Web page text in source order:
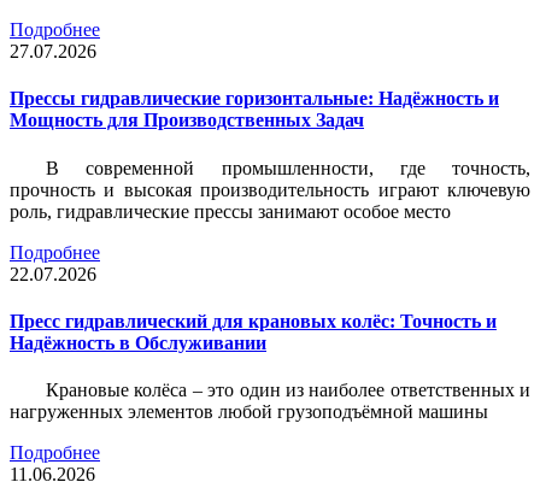
Подробнее
27.07.2026
Прессы гидравлические горизонтальные: Надёжность и
Мощность для Производственных Задач
В современной промышленности, где точность,
прочность и высокая производительность играют ключевую
роль, гидравлические прессы занимают особое место
Подробнее
22.07.2026
Пресс гидравлический для крановых колёс: Точность и
Надёжность в Обслуживании
Крановые колёса – это один из наиболее ответственных и
нагруженных элементов любой грузоподъёмной машины
Подробнее
11.06.2026